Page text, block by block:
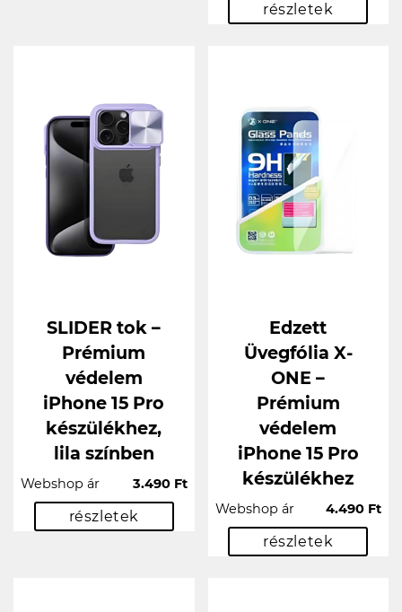
részletek
SLIDER tok –
Prémium
védelem
iPhone 15 Pro
készülékhez,
lila színben
Webshop ár 3.490 Ft
részletek
Edzett
Üvegfólia X-
ONE –
Prémium
védelem
iPhone 15 Pro
készülékhez
Webshop ár 4.490 Ft
részletek